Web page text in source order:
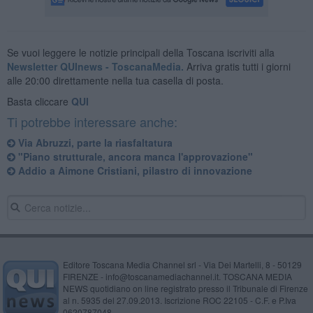
Se vuoi leggere le notizie principali della Toscana iscriviti alla
Newsletter QUInews - ToscanaMedia. Arriva gratis tutti i giorni
alle 20:00 direttamente nella tua casella di posta.
Basta cliccare QUI
Ti potrebbe interessare anche:
Via Abruzzi, parte la riasfaltatura
"Piano strutturale, ancora manca l'approvazione"
Addio a Aimone Cristiani, pilastro di innovazione
Editore Toscana Media Channel srl - Via Dei Martelli, 8 - 50129
FIRENZE - info@toscanamediachannel.it. TOSCANA MEDIA
NEWS quotidiano on line registrato presso il Tribunale di Firenze
al n. 5935 del 27.09.2013. Iscrizione ROC 22105 - C.F. e P.Iva